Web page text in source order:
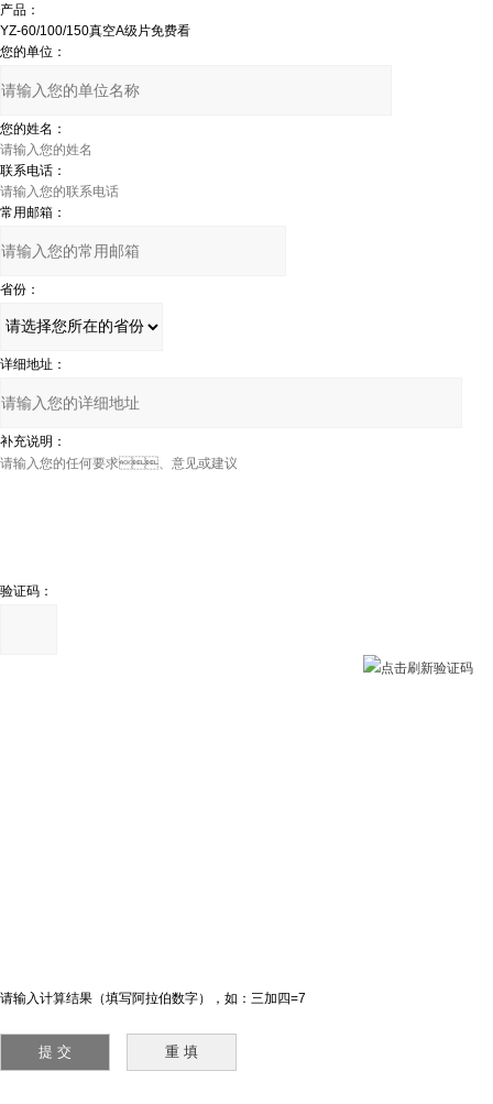
产品：
您的单位：
您的姓名：
联系电话：
常用邮箱：
省份：
详细地址：
补充说明：
验证码：
请输入计算结果（填写阿拉伯数字），如：三加四=7